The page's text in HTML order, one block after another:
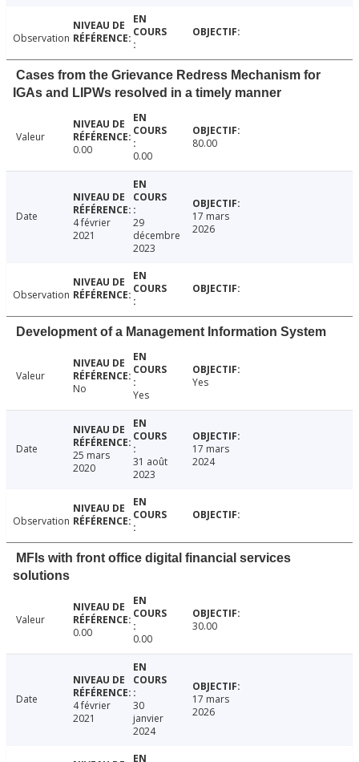
Observation
Cases from the Grievance Redress Mechanism for
IGAs and LIPWs resolved in a timely manner
Valeur
0.00
0.00
80.00
Date
4 février
2021
29
décembre
2023
17 mars
2026
Observation
Development of a Management Information System
Valeur
No
Yes
Yes
Date
25 mars
2020
31 août
2023
17 mars
2024
Observation
MFIs with front office digital financial services
solutions
Valeur
0.00
0.00
30.00
Date
4 février
2021
30
janvier
2024
17 mars
2026